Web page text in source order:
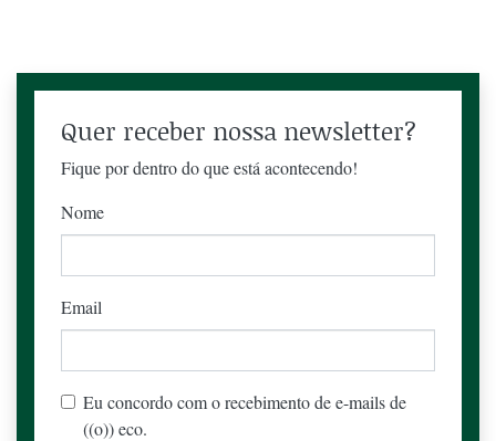
Quer receber nossa newsletter?
Fique por dentro do que está acontecendo!
Nome
Email
Eu concordo com o recebimento de e-mails de
((o)) eco.